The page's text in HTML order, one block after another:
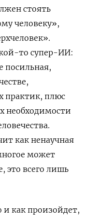
стоять
человеку»,
то супер-ИИ:
посильная,
практик, плюс
необходимости
как ненаучная
может
это всего лишь
и как произойдет,